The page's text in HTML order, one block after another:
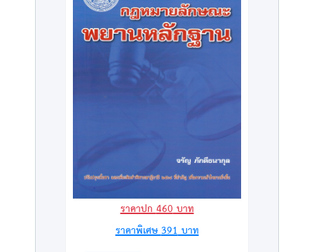
ราคาปก460บาท
ราคาพิเศษ391บาท